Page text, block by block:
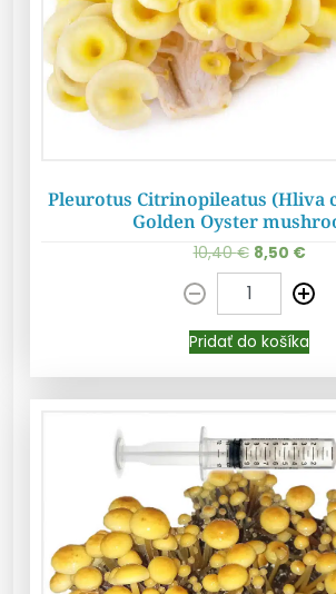
Pridať do
Pleurotus Citrinopileatus (Hliva
Golden Oyster
10,40€ 8,50 €
Pridať do košíka